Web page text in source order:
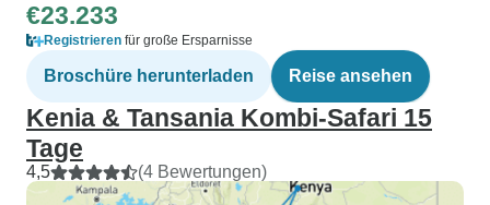
€23.233
Registrieren für große Ersparnisse
Broschüre herunterladen Reise ansehen
Kenia & Tansania Kombi-Safari 15
Tage
4,5 (4 Bewertungen)